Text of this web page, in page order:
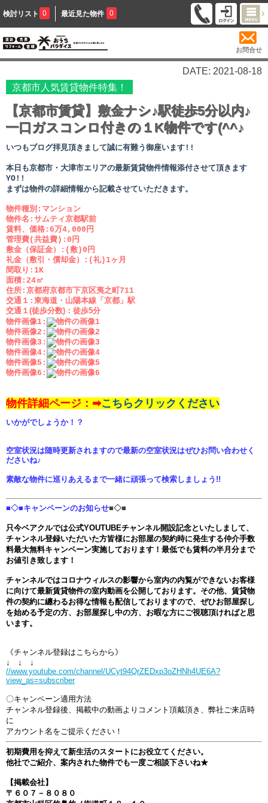
検討リスト 0 最近見た物件 0
お問合せ
DATE: 2021-08-18
京都市人気賃貸物件特集！
【京都市賃貸】敷金ナシ♪駅徒歩5分以内♪
一口ガスコンロ付きの１K物件です(^^♪
いつもブログ拝見頂きまして誠に有難う御座います!!
本日も京都市・大津市エリアの最新賃貸物件情報添付させて頂きます
YO!!
まずは物件の詳細情報から記載させていただきます。
物件種別:マンション
物件名:サムティ京都駅前
賃料、価格:6万4,000円
管理費(共益費):0円
敷金（保証金）:(敷)0円
礼金（敷引・償却金）:(礼)1ヶ月
間取り:1K
面積:24㎡
住所:京都府京都市下京区夷之町711
交通１:東海道・山陽本線「京都」駅
交通１(徒歩分数)： 徒歩5分
物件画像1:
物件画像2:
物件画像3:
物件画像4:
物件画像5:
物件画像6:
物件詳細ページ：➡こちらクリックください
いかがでしょうか！？
空室状況は随時更新されますので最新の空室状況はぜひお問い合わせく
ださいね♪
素敵な物件に巡りあえるまで一緒に頑張って検索しましょう!!
■◇■キャンペーンのお知らせ■◇■
只今ベアクルでは公式YOUTUBEチャンネル開設記念といたしまして、
チャンネル登録いただいた方皆様にお部屋の契約時に発生する仲介手数
料最大無料キャンペーン実施しております！最低でも賃料の半月分まで
お値引き致します！
チャンネルではコロナウィルスの影響から室内の内覧ができないお客様
に向けて最新賃貸物件の室内動画を公開しております。その他、賃貸物
件の契約に纏わるお得な情報も配信しておりますので、ぜひお部屋探し
を始める予定の方、お部屋探し中の方、お暇な方にご視聴頂ければと思
います。
《チャンネル登録はこちらから》
↓ ↓ ↓
//www.youtube.com/channel/UCyt94QrZEDxp3oZHNh4UE6A?
view_as=subscriber
〇キャンペーン適用方法
チャンネル登録後、掲載中の動画よりコメント頂戴頂き、弊社ご来店時
に
アカウント名をご提示ください！
初期費用を抑えて新生活のスタートにお役立てください。
他社でご紹介、案内された物件でも一度ご相談下さいね★
【掲載会社】
〒６０７－８０８０